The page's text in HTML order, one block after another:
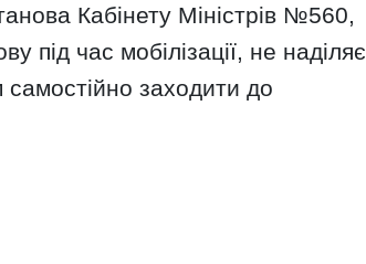
Кабінету Міністрів №560,
під час мобілізації, не наділяє
заходити до